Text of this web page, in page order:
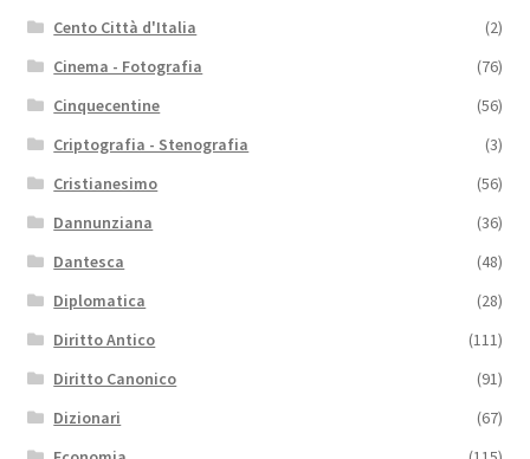
Cento Città d'Italia
(2)
Cinema - Fotografia
(76)
Cinquecentine
(56)
Criptografia - Stenografia
(3)
Cristianesimo
(56)
Dannunziana
(36)
Dantesca
(48)
Diplomatica
(28)
Diritto Antico
(111)
Diritto Canonico
(91)
Dizionari
(67)